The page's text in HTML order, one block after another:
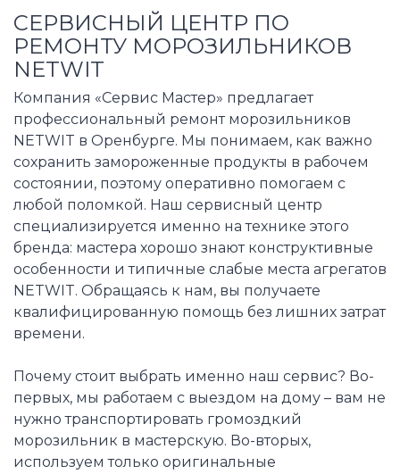
СЕРВИСНЫЙ ЦЕНТР ПО
РЕМОНТУ МОРОЗИЛЬНИКОВ
NETWIT
Компания «Сервис Мастер» предлагает
профессиональный ремонт морозильников
NETWIT в Оренбурге. Мы понимаем, как важно
сохранить замороженные продукты в рабочем
состоянии, поэтому оперативно помогаем с
любой поломкой. Наш сервисный центр
специализируется именно на технике этого
бренда: мастера хорошо знают конструктивные
особенности и типичные слабые места агрегатов
NETWIT. Обращаясь к нам, вы получаете
квалифицированную помощь без лишних затрат
времени.
Почему стоит выбрать именно наш сервис? Во-
первых, мы работаем с выездом на дому – вам не
нужно транспортировать громоздкий
морозильник в мастерскую. Во-вторых,
используем только оригинальные